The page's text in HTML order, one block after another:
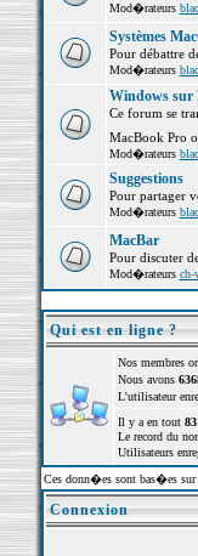
Mod�rateurs
Systèmes
Pour débattre
Mod�rateurs
Windows sur
Ce forum se
MacBook Pro
Mod�rateurs
Suggestions
Pour partager
Mod�rateurs
MacBar
Pour discuter
Mod�rateurs ch-
Qui est en ligne ?
Nos membres
Nous avons
L'utilisateur
Il y a en tout
Le record du
Utilisateurs
Ces donn�es sont bas�es
Connexion